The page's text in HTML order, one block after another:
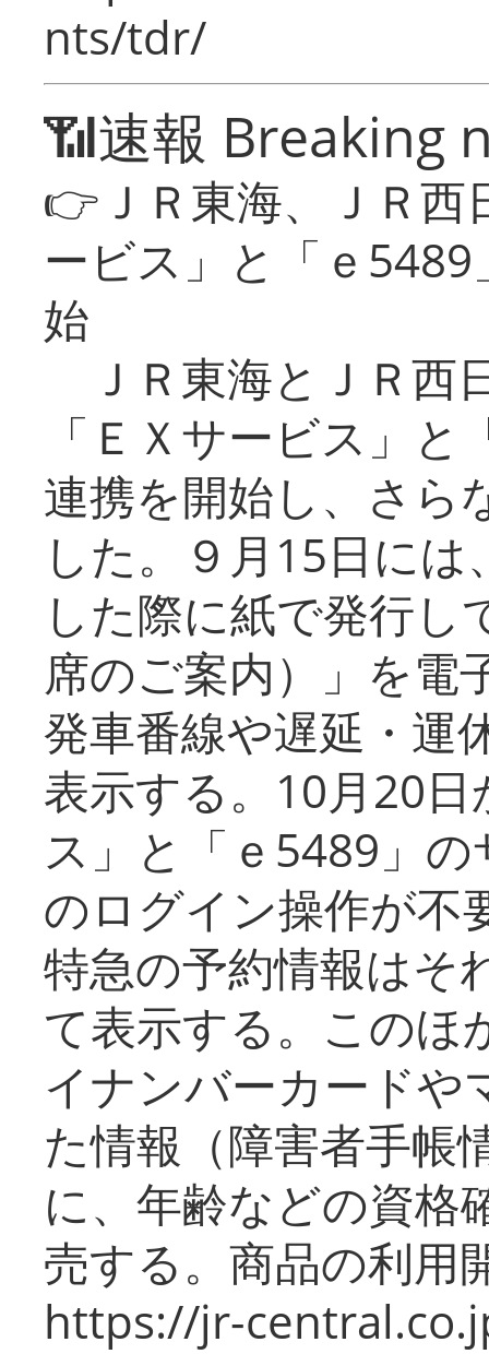
nts/tdr/
📶速報 Breaking
👉ＪＲ東海、ＪＲ
ービス」と「ｅ
始
ＪＲ東海とＪＲ西
「ＥＸサービス」
連携を開始し、さら
した。９月15日に
した際に紙で発行し
席のご案内）」を電
発車番線や遅延・運
表示する。10月20
ス」と「ｅ5489」
のログイン操作が不
特急の予約情報はそ
て表示する。このほ
イナンバーカードや
た情報（障害者手帳
に、年齢などの資格
売する。商品の利用
https://jr-